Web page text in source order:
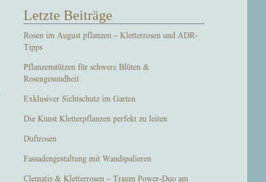
Letzte Beiträge
Rosen im August pflanzen – Kletterrosen und ADR-
Tipps
Pflanzenstützen für schwere Blüten &
Rosengesundheit
Exklusiver Sichtschutz im Garten
Die Kunst Kletterpflanzen perfekt zu leiten
Duftrosen
Fassadengestaltung mit Wandspalieren
Clematis & Kletterrosen – Traum Power-Duo am